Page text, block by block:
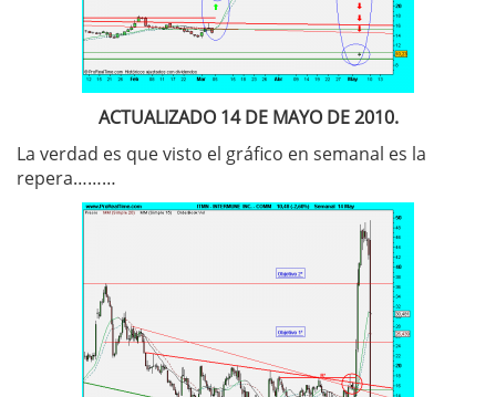
ACTUALIZADO 14 DE MAYO DE 2010.
La verdad es que visto el gráfico en semanal es la
repera………